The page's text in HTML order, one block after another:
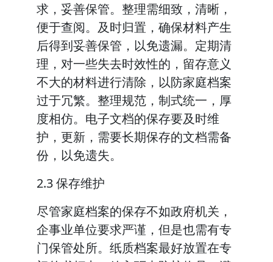
求，妥善保管。整理需细致，清晰，
便于查阅。及时归置，确保材料产生
后得到妥善保管，以免遗漏。定期清
理，对一些失去时效性的，留存意义
不大的材料进行清除，以防家庭档案
过于冗繁。整理规范，制式统一，厚
度相仿。电子文档的保存要及时维
护，更新，需要长期保存的文档需备
份，以免遗失。
2.3 保存维护
尽管家庭档案的保存不如政府机关，
企事业单位要求严谨，但是也需有专
门保管处所。纸质档案最好放置在专